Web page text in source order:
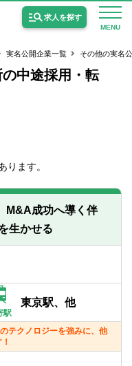
MENU
求人を探す
国公認会計士）の求人
の転職
談会・セミナー
ち情報
ド
実名公開企業一覧 その他の実名
中途採用・転
ります。
M&A成功へ導く伴
生かせる
駅
東京駅、他
テクノロジーを強みに、他